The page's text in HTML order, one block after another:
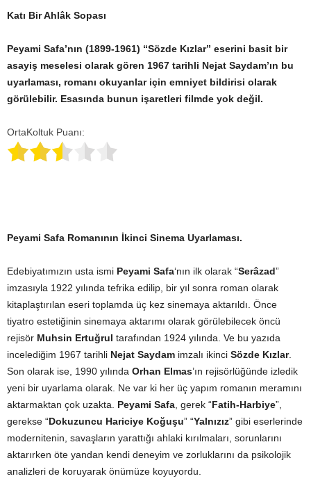
Katı Bir Ahlâk Sopası
Peyami Safa’nın (1899-1961) “Sözde Kızlar” eserini basit bir
asayiş meselesi olarak gören 1967 tarihli Nejat Saydam’ın bu
uyarlaması, romanı okuyanlar için emniyet bildirisi olarak
görülebilir. Esasında bunun işaretleri filmde yok değil.
OrtaKoltuk Puanı:
Peyami Safa Romanının İkinci Sinema Uyarlaması.
Edebiyatımızın usta ismi Peyami Safa‘nın ilk olarak “Serâzad”
imzasıyla 1922 yılında tefrika edilip, bir yıl sonra roman olarak
kitaplaştırılan eseri toplamda üç kez sinemaya aktarıldı. Önce
tiyatro estetiğinin sinemaya aktarımı olarak görülebilecek öncü
rejisör Muhsin Ertuğrul tarafından 1924 yılında. Ve bu yazıda
incelediğim 1967 tarihli Nejat Saydam imzalı ikinci Sözde Kızlar.
Son olarak ise, 1990 yılında Orhan Elmas’ın rejisörlüğünde izledik
yeni bir uyarlama olarak. Ne var ki her üç yapım romanın meramını
aktarmaktan çok uzakta. Peyami Safa , gerek “Fatih-Harbiye”,
gerekse “Dokuzuncu Hariciye Koğuşu” “Yalnızız” gibi eserlerinde
modernitenin, savaşların yarattığı ahlaki kırılmaları, sorunlarını
aktarırken öte yandan kendi deneyim ve zorluklarını da psikolojik
analizleri de koruyarak önümüze koyuyordu.